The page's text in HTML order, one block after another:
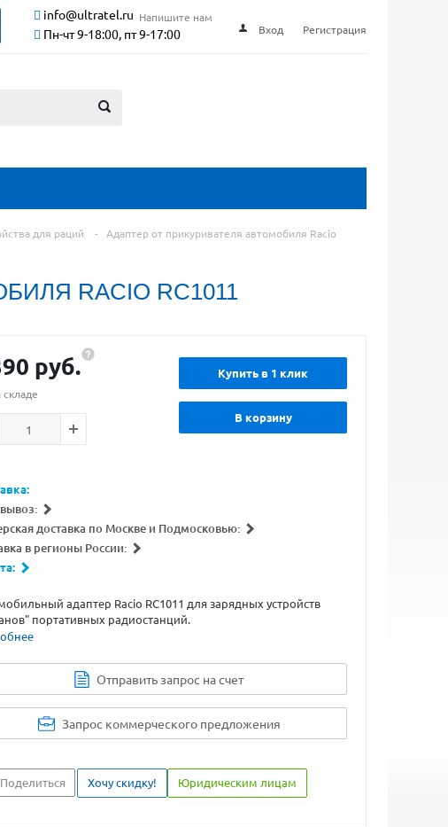
info@ultratel.ru Напишите нам
Пн-чт 9-18:00, пт 9-17:00 Вход Регистрация
для раций -
Адаптер от прикуривателя автомобиля Racio
RACIO RC1011
руб.
складе
Купить в 1 клик
В корзину
доставка по Москве и Подмосковью:
в регионы России:
адаптер Racio RC1011 для зарядных устройств
портативных радиостанций.
Отправить запрос на счет
Запрос коммерческого предложения
Поделиться Хочу скидку! Юридическим лицам